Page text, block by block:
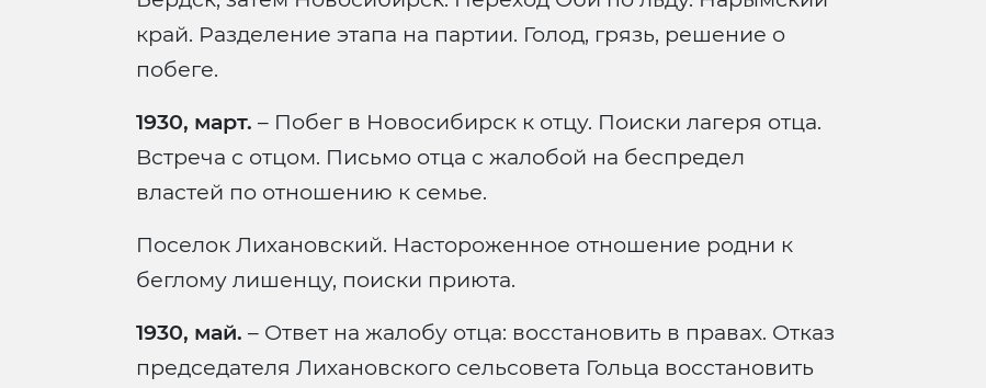
край. Разделение этапа на партии. Голод, грязь, решение о
побеге.
1930, март. – Побег в Новосибирск к отцу. Поиски лагеря отца.
Встреча с отцом. Письмо отца с жалобой на беспредел
властей по отношению к семье.
Поселок Лихановский. Настороженное отношение родни к
беглому лишенцу, поиски приюта.
1930, май. – Ответ на жалобу отца: восстановить в правах. Отказ
председателя Лихановского сельсовета Гольца восстановить